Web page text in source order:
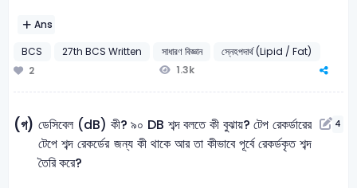
Ans
BCS
27th BCS Written সাধারণ বিজ্ঞান
স্নেহপদার্থ (Lipid / Fat)
2
1.3k
(গ) ডেসিবেল (dB) কী? ৯০ DB শব্দ বলতে কী বুঝায়? টেপ রেকর্ডারের
টেপে শব্দ রেকর্ডের জন্য কী থাকে আর তা কীভাবে পূর্বে রেকর্ডকৃত শব্দ
তৈরি করে?
4